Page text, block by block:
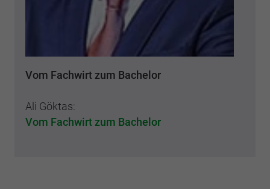
Vom Fachwirt zum Bachelor
Ali Göktas:
Vom Fachwirt zum Bachelor